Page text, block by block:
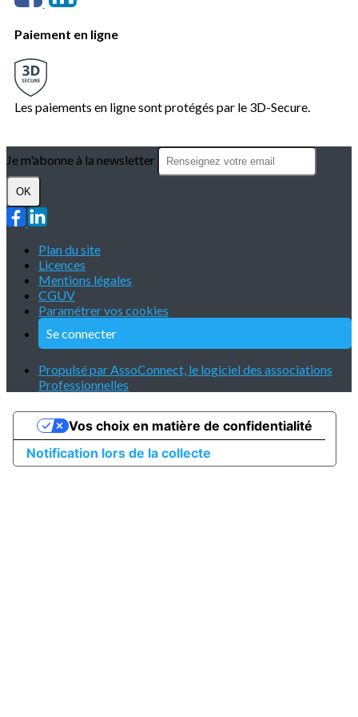
Paiement en ligne
Les paiements en ligne sont protégés par le 3D-Secure.
Je m'abonne à la newsletter
OK
Plan du site
Licences
Mentions légales
CGUV
Paramétrer vos cookies
Se connecter
Propulsé par AssoConnect, le logiciel des associations
Professionnelles
Notification lors de la collecte
Vos choix en matière de confidentialité